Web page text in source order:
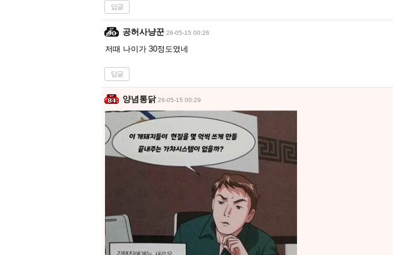
답글
공허사냥꾼 26-05-15 00:26
저때 나이가 30정도였네
답글
양념통닭 26-05-15 00:29